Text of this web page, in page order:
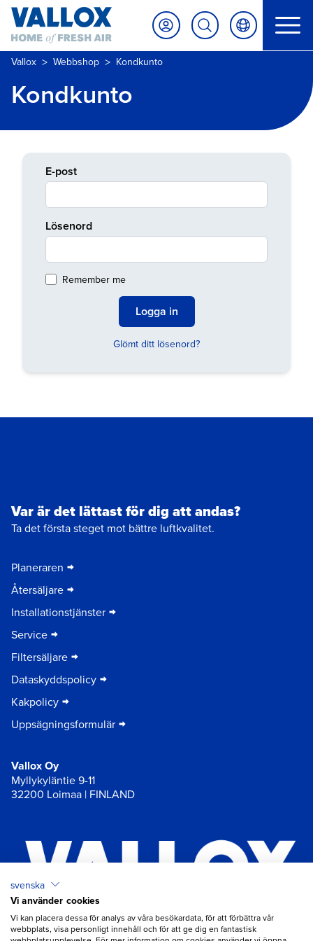
Vallox > Webbshop > Kondkunto
Kondkunto
E-post
Lösenord
Remember me
Logga in
Glömt ditt lösenord?
Var är det lättast för dig att andas?
Ta det första steget mot bättre luftkvalitet.
Planeraren
Återsäljare
Installationstjänster
Service
Filtersäljare
Dataskyddspolicy
Kakpolicy
Uppsägningsformulär
Vallox Oy
Myllykyläntie 9-11
32200 Loimaa | FINLAND
Chat
svenska
Vi använder cookies
Vi kan placera dessa för analys av våra besökardata, för att förbättra vår
webbplats, visa personligt innehåll och för att ge dig en fantastisk